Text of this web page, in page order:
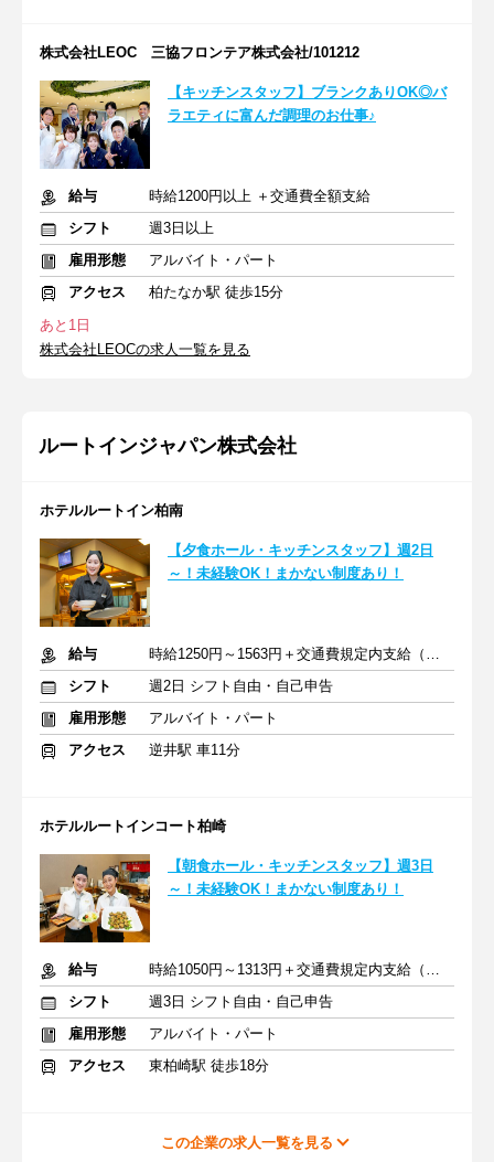
株式会社LEOC 三協フロンテア株式会社/101212
【キッチンスタッフ】ブランクありOK◎バ
ラエティに富んだ調理のお仕事♪
給与
時給1200円以上 ＋交通費全額支給
シフト
週3日以上
雇用形態
アルバイト・パート
アクセス
柏たなか駅 徒歩15分
あと1日
株式会社LEOCの求人一覧を見る
ルートインジャパン株式会社
ホテルルートイン柏南
【夕食ホール・キッチンスタッフ】週2日
～！未経験OK！まかない制度あり！
給与
時給1250円～1563円＋交通費規定内支給（条件・詳細は面接にて）
シフト
週2日 シフト自由・自己申告
雇用形態
アルバイト・パート
アクセス
逆井駅 車11分
ホテルルートインコート柏崎
【朝食ホール・キッチンスタッフ】週3日
～！未経験OK！まかない制度あり！
給与
時給1050円～1313円＋交通費規定内支給（条件・詳細は面接にて）
シフト
週3日 シフト自由・自己申告
雇用形態
アルバイト・パート
アクセス
東柏崎駅 徒歩18分
この企業の求人一覧を見る